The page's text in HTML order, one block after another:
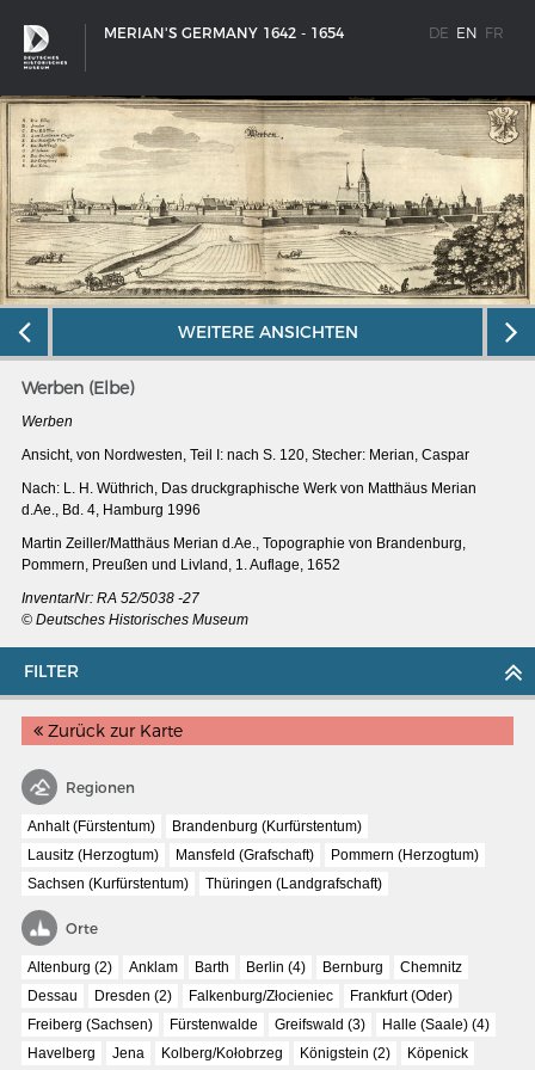
MERIAN'S GERMANY 1642 - 1654 DE EN FR
SHIP TYPES
Milestones in the history of European shipbuilding
MERIAN'S GERMANY 1642 - 1654
Image gallery
Imprint
FILTER
Zurück zur Karte
Regionen
Anhalt (Fürstentum)
Brandenburg (Kurfürstentum)
Lausitz (Herzogtum)
Mansfeld (Grafschaft)
Pommern (Herzogtum)
Sachsen (Kurfürstentum)
Thüringen (Landgrafschaft)
Orte
Altenburg (2) Anklam Barth Berlin (4) Bernburg
Chemnitz
Dessau
Dresden (2) Falkenburg/Złocieniec
Frankfurt (Oder)
Freiberg (Sachsen)
Fürstenwalde Greifswald (3)
Halle (Saale) (4)
Havelberg
Jena Kolberg/Kołobrzeg Königstein (2) Köpenick
WEITERE ANSICHTEN
Werben (Elbe)
Werben
Ansicht, von Nordwesten, Teil I: nach S. 120, Stecher: Merian, Caspar
Nach: L. H. Wüthrich, Das druckgraphische Werk von Matthäus Merian
d.Ae., Bd. 4, Hamburg 1996
Martin Zeiller/Matthäus Merian d.Ae., Topographie von Brandenburg,
Pommern, Preußen und Livland, 1. Auflage, 1652
InventarNr: RA 52/5038 -27
© Deutsches Historisches Museum